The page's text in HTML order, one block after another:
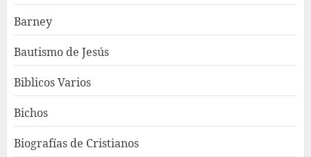
Barney
Bautismo de Jesús
Biblicos Varios
Bichos
Biografías de Cristianos